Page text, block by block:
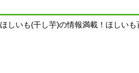
ほしいも(干し芋)の情報満載！ほしい